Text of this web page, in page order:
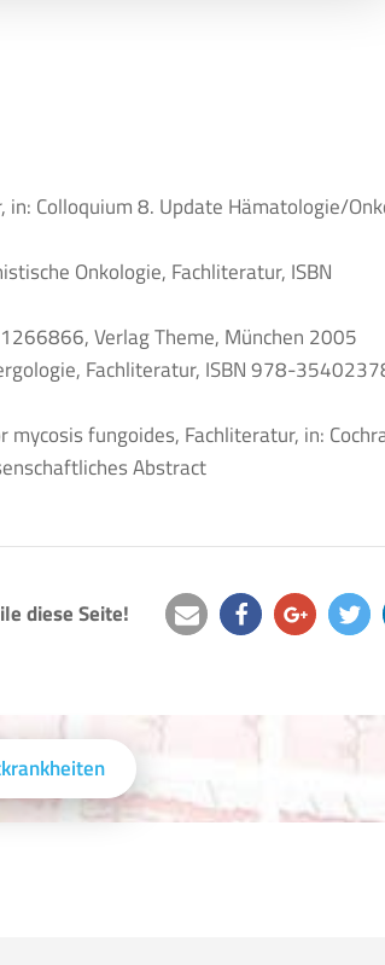
Colloquium 8. Update Hämatologie/
Onkologie, Fachliteratur, ISBN
Verlag Theme, München 2005
Fachliteratur, ISBN 978-
fungoides, Fachliteratur, in:
Abstract
diese Seite!